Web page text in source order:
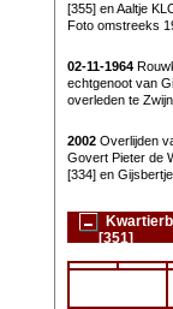
[355] en Aaltje
Foto omstreeks
02-11-1964
echtgenoot van
overleden te
2002Overlijden
Govert Pieter de
[334] en
[351]